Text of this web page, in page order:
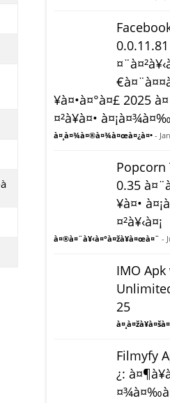
¥à¤•à¤°à¤£ 2025
¤²à¥à¤•
à¤¸à¤¾à¤®à¤¾à¤œà¤¿à¤• -
Popcorn
0.35
¥à¤•
¤²à¥‹à¤¡
à¤®à¤¨à¥‹à¤°à¤žà¥à¤œà¤¨ -
IMO Apk
25
Filmyfy
¿: